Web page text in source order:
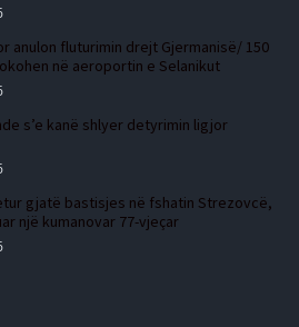
anulon fluturimin drejt Gjermanisë/ 150
në aeroportin e Selanikut
s’e kanë shlyer detyrimin ligjor
gjatë bastisjes në fshatin Strezovcë,
një kumanovar 77-vjeçar